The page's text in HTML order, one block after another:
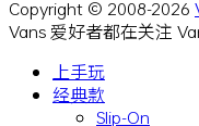
Copyright © 2008-2026
Vans 爱好者都在关注
上手玩
经典款
Slip-On